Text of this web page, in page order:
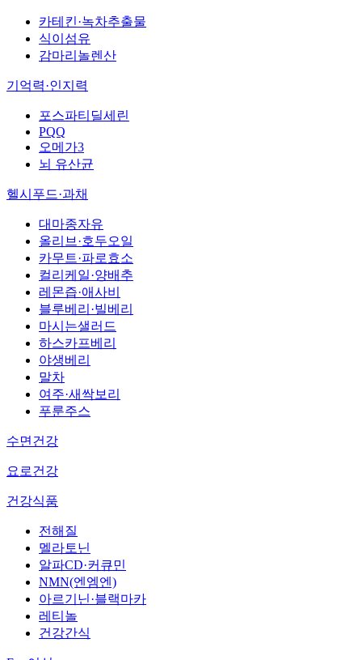
카테킨·녹차추출물
식이섬유
감마리놀렌산
기억력·인지력
포스파티딜세린
PQQ
오메가3
뇌 유산균
헬시푸드·과채
대마종자유
올리브·호두오일
카무트·파로효소
컬리케일·양배추
레몬즙·애사비
블루베리·빌베리
마시는샐러드
하스카프베리
야생베리
말차
여주·새싹보리
푸룬주스
수면건강
요로건강
건강식품
전해질
멜라토닌
알파CD·커큐민
NMN(엔엠엔)
아르기닌·블랙마카
레티놀
건강간식